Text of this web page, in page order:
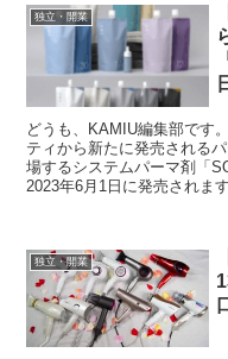
独立・開業
どうも、KAMIU編集部です
ティから新たに発売される
場するシステムパーマ剤「
2023年6月1日に発売されま
独立・開業